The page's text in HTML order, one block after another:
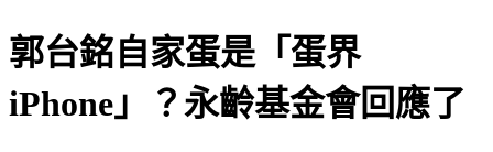
郭台銘自家蛋是「蛋界
iPhone」？永齡基金會回應了